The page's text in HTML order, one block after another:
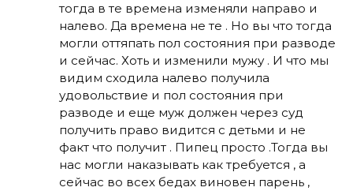
тогда в те времена изменяли направо и
налево. Да времена не те . Но вы что тогда
могли оттяпать пол состояния при разводе
и сейчас. Хоть и изменили мужу . И что мы
видим сходила налево получила
удовольствие и пол состояния при
разводе и еще муж должен через суд
получить право видится с детьми и не
факт что получит . Пипец просто .Тогда вы
нас могли наказывать как требуется , а
сейчас во всех бедах виновен парень ,